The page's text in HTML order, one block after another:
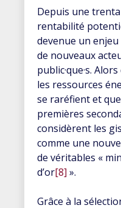
Depuis une
rentabilité
devenue un
de nouveaux
public·que·s.
les ressources
se raréfient et
premières
considèrent les
comme une
de véritables «
d’or[8] ».
Grâce à la